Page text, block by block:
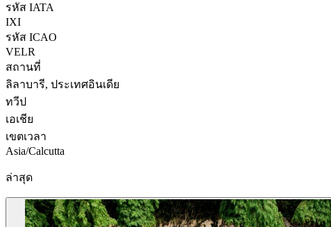
รหัส IATA
IXI
รหัส ICAO
VELR
สถานที่
ลิลาบารี, ประเทศอินเดีย
ทวีป
เอเชีย
เขตเวลา
Asia/Calcutta
ล่าสุด